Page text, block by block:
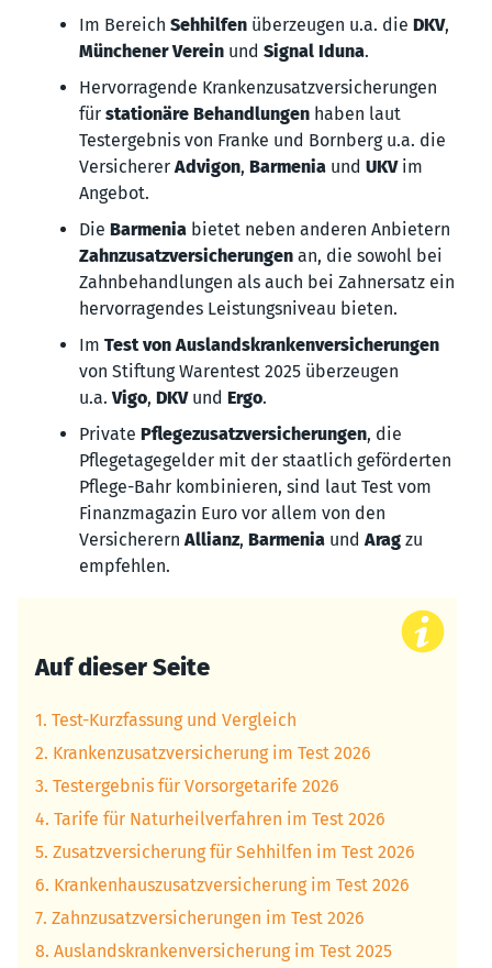
Im Bereich Sehhilfen überzeugen u.a. die DKV,
Münchener Verein und Signal Iduna.
Hervorragende Krankenzusatzversicherungen
für stationäre Behandlungen haben laut
Testergebnis von Franke und Bornberg u.a. die
VersichererAdvigon, Barmenia und UKVim
Angebot.
Die Barmenia bietet neben anderen Anbietern
Zahnzusatzversicherungen an, die sowohl bei
Zahnbehandlungen als auch bei Zahnersatz ein
hervorragendes Leistungsniveau bieten.
Im Test von Auslandskrankenversicherungen
von Stiftung Warentest 2025 überzeugen
u.a.Vigo, DKVund Ergo.
Private Pflegezusatzversicherungen, die
Pflegetagegelder mit der staatlich geförderten
Pflege-Bahr kombinieren, sind laut Test vom
Finanzmagazin Euro vor allem von den
VersicherernAllianz, Barmenia undArag zu
empfehlen.
Auf dieser Seite
1. Test-Kurzfassung und Vergleich
2. Krankenzusatzversicherung im Test 2026
3. Testergebnis für Vorsorgetarife 2026
4. Tarife für Naturheilverfahren im Test 2026
5. Zusatzversicherung für Sehhilfen im Test 2026
6. Krankenhauszusatzversicherung im Test 2026
7. Zahnzusatzversicherungen im Test 2026
8. Auslandskrankenversicherung im Test 2025